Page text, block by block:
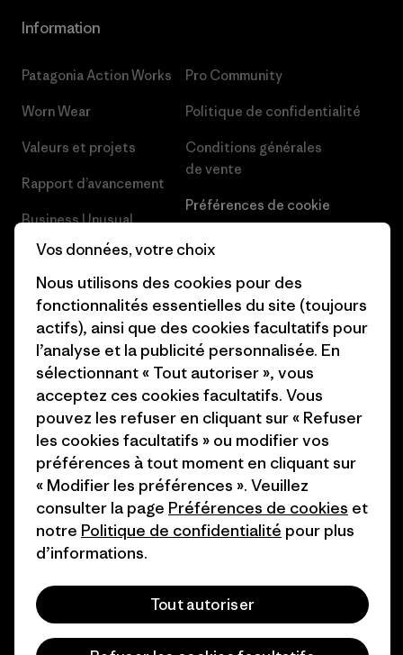
Information
Patagonia Action Works
Worn Wear
Valeurs et projets
Rapport d’avancement
Business Unusual
Objectifs climatiques
1% For The Planet
Comment nous
finançons
Nos magasins
Pro Community
Politique de confidentialité
Conditions générales
de vente
Préférences de cookie
Carrières
Presse et media
Industry program
Programme d’affiliation
Patagonia Belgique Plan du
site
© 2026 Patagonia, Inc. All Rights Reserved.
français
Vos données, votre choix
Nous utilisons des cookies pour des
fonctionnalités essentielles du site (toujours
actifs), ainsi que des cookies facultatifs pour
l’analyse et la publicité personnalisée. En
sélectionnant « Tout autoriser », vous
acceptez ces cookies facultatifs. Vous
pouvez les refuser en cliquant sur « Refuser
les cookies facultatifs » ou modifier vos
préférences à tout moment en cliquant sur
« Modifier les préférences ». Veuillez
consulter la page Préférences de cookies et
notre Politique de confidentialité pour plus
d’informations.
Tout autoriser